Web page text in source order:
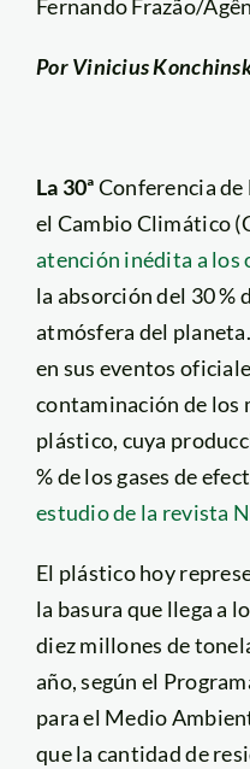
Fernando Frazão/
Por Vinicius
La 30ªConferencia de
el Cambio Climático
atención inédita a los
la absorción del 30 %
atmósfera del
en sus eventos
contaminación de los
plástico, cuya
% de los gases de
estudio de la revista
El plástico hoy
la basura que llega a
diez millones de
año, según el
para el Medio
que la cantidad de